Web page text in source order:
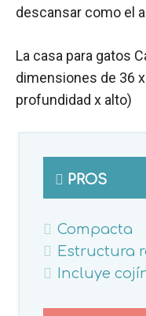
descansar como el
La casa para gatos
dimensiones de 36
profundidad x alto)
PROS
Compacta
Estructura
Incluye